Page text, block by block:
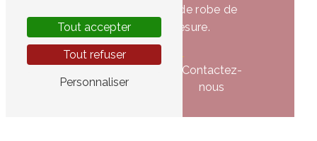
projet de création de robe de
mariée sur-mesure.
plus
Contactez-
nous
Tout accepter
Tout refuser
Personnaliser